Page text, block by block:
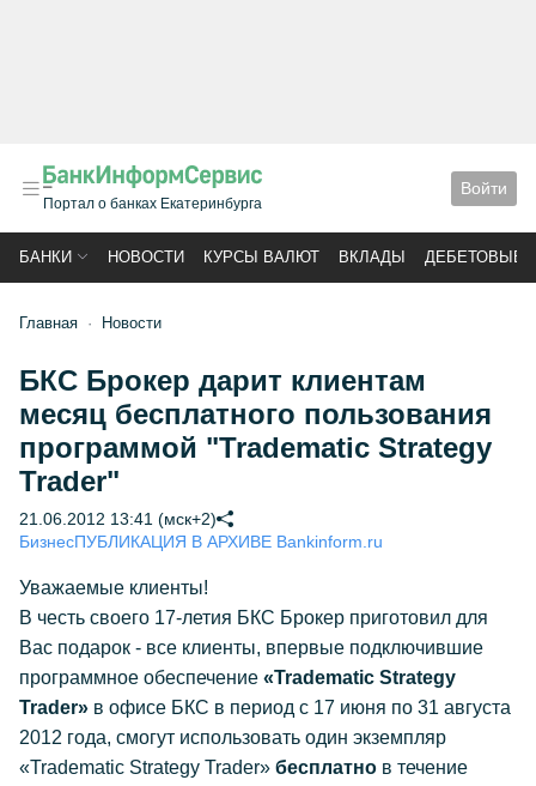
Портал о банках Екатеринбурга
Войти
БАНКИ НОВОСТИ КУРСЫ ВАЛЮТ ВКЛАДЫ ДЕБЕТОВЫЕ
Главная Новости
БКС Брокер дарит клиентам
месяц бесплатного пользования
программой "Tradematic Strategy
Trader"
21.06.2012 13:41 (мск+2)
БизнесПУБЛИКАЦИЯ В АРХИВЕ Bankinform.ru
Уважаемые клиенты!
В честь своего 17-летия БКС Брокер приготовил для
Вас подарок - все клиенты, впервые подключившие
программное обеспечение «Tradematic Strategy
Trader» в офисе БКС в период с 17 июня по 31 августа
2012 года, смогут использовать один экземпляр
«Tradematic Strategy Trader» бесплатно в течение